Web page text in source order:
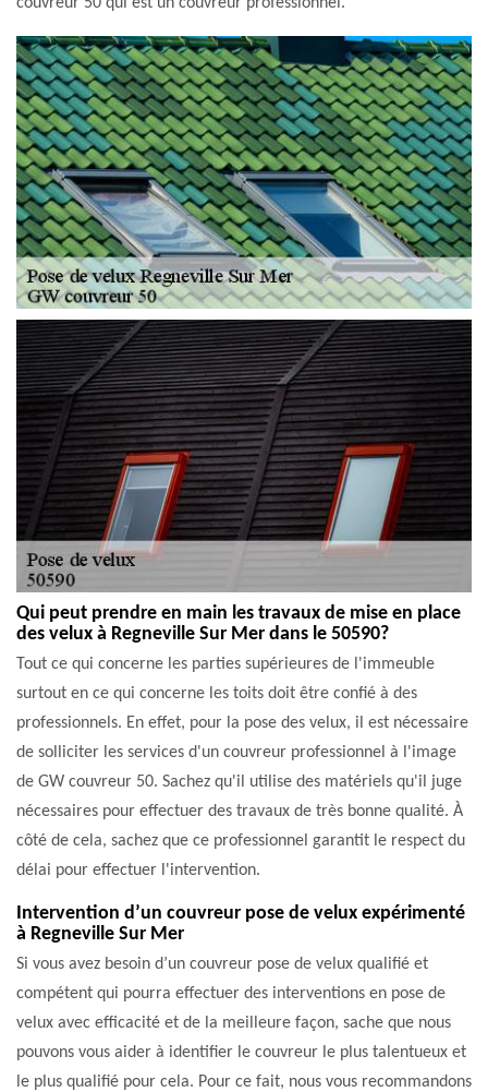
Qui peut prendre en main les travaux de mise en place
des velux à Regneville Sur Mer dans le 50590?
Tout ce qui concerne les parties supérieures de l'immeuble
surtout en ce qui concerne les toits doit être confié à des
professionnels. En effet, pour la pose des velux, il est nécessaire
de solliciter les services d'un couvreur professionnel à l'image
de GW couvreur 50. Sachez qu'il utilise des matériels qu'il juge
nécessaires pour effectuer des travaux de très bonne qualité. À
côté de cela, sachez que ce professionnel garantit le respect du
délai pour effectuer l'intervention.
Intervention d’un couvreur pose de velux expérimenté
à Regneville Sur Mer
Si vous avez besoin d’un couvreur pose de velux qualifié et
compétent qui pourra effectuer des interventions en pose de
velux avec efficacité et de la meilleure façon, sache que nous
pouvons vous aider à identifier le couvreur le plus talentueux et
le plus qualifié pour cela. Pour ce fait, nous vous recommandons